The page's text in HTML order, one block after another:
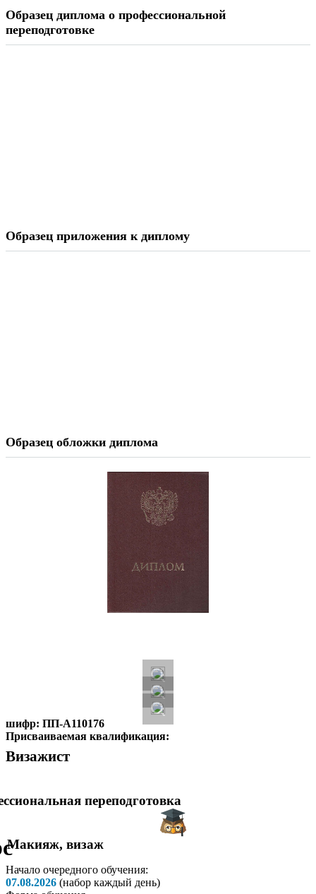
Образец диплома о профессиональной
переподготовке
Образец приложения к диплому
Образец обложки диплома
шифр: ПП-А110176
Присваиваемая квалификация:
Визажист
переподготовка
Макияж, визаж
Начало очередного обучения:
07.08.2026 (набор каждый день)